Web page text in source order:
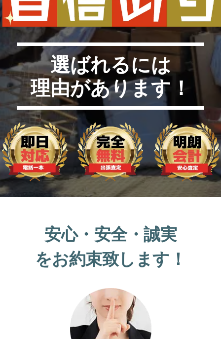
選ばれるには
理由があります！
安心・安全・誠実
をお約束致します！